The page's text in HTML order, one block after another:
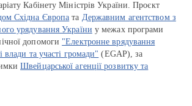
Кабінету Міністрів України. Проєкт
Східна Європа та Державним агентством з
урядування України у межах програми
допомоги "Електронне врядування
влади та участі громади" (EGAP), за
Швейцарської агенції розвитку та